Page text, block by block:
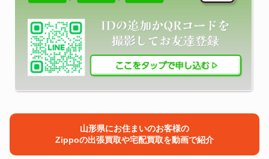
山形県にお住まいのお客様の
Zippoの出張買取や宅配買取を動画で紹介